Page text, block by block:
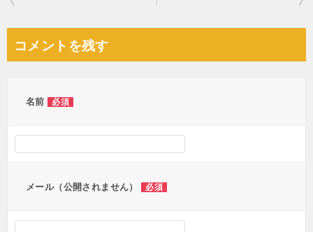
ビ
コメントを残す
名前 必須
メール（公開されません） 必須